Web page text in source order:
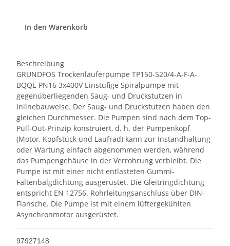
In den Warenkorb
Beschreibung
GRUNDFOS Trockenläuferpumpe TP150-520/4-A-F-A-
BQQE PN16 3x400V Einstufige Spiralpumpe mit
gegenüberliegenden Saug- und Druckstutzen in
Inlinebauweise. Der Saug- und Druckstutzen haben den
gleichen Durchmesser. Die Pumpen sind nach dem Top-
Pull-Out-Prinzip konstruiert, d. h. der Pumpenkopf
(Motor, Kopfstück und Laufrad) kann zur Instandhaltung
oder Wartung einfach abgenommen werden, während
das Pumpengehäuse in der Verrohrung verbleibt. Die
Pumpe ist mit einer nicht entlasteten Gummi-
Faltenbalgdichtung ausgerüstet. Die Gleitringdichtung
entspricht EN 12756. Rohrleitungsanschluss über DIN-
Flansche. Die Pumpe ist mit einem lüftergekühlten
Asynchronmotor ausgerüstet.
97927148